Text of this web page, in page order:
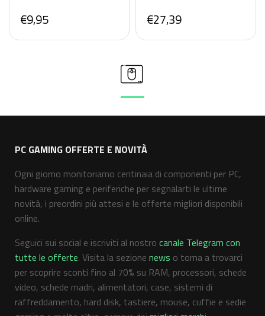
€9,95 €27,39
PC GAMING OFFERTE E NOVITÀ
Ogni giorno monitoriamo centinaia di componenti per PC,
hardware gaming e periferiche per segnalarti le ultime
novità, i preordini più attesi e le offerte migliori disponibili
online.
Seguici sui social e iscriviti al nostro canale Telegram con
tutte le offerte. Visita la sezione news o torna a trovarci
per scoprire sconti fino al 70% su RAM, processori, schede
video, schede madri, alimentatori, case, sistemi di
raffreddamento, hard disk, tastiere, mouse, cuffie e sedie